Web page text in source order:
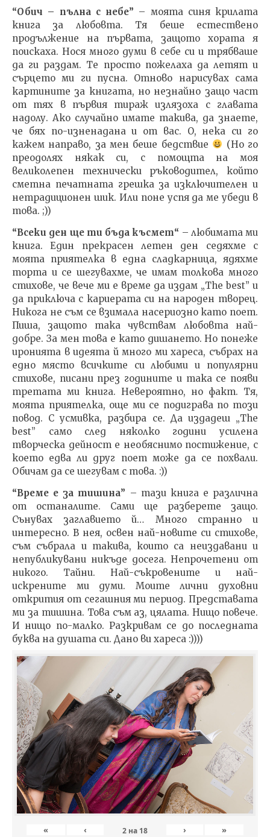
“Обич – пълна с небе” – моята синя крилата
книга за любовта. Тя беше естествено
продължение на първата, защото хората я
поискаха. Нося много думи в себе си и трябваше
да ги раздам. Те просто пожелаха да летят и
сърцето ми ги пусна. Отново нарисувах сама
картините за книгата, но незнайно защо част
от тях в първия тираж излязоха с главата
надолу. Ако случайно имате такива, да знаете,
че бях по-изненадана и от вас. О, нека си го
кажем направо, за мен беше бедствие
(Но го
преодолях някак си, с помощта на моя
великолепен технически ръководител, който
сметна печатната грешка за изключителен и
нетрадиционен шик. Или поне успя да ме убеди в
това. ;))
“Всеки ден ще ти бъда късмет“ – любимата ми
книга. Един прекрасен летен ден седяхме с
моята приятелка в една сладкарница, ядяхме
торта и се шегувахме, че имам толкова много
стихове, че вече ми е време да издам „The best” и
да приключа с кариерата си на народен творец.
Никога не съм се взимала насериозно като поет.
Пиша, защото така чувствам любовта най-
добре. За мен това е като дишането. Но понеже
иронията в идеята й много ми хареса, събрах на
едно място всичките си любими и популярни
стихове, писани през годините и така се появи
третата ми книга. Невероятно, но факт. Тя,
моята приятелка, още ми се подиграва по този
повод. С усмивка, разбира се. Да издадеш „The
best” само след няколко години усилена
творческа дейност е необяснимо постижение, с
което едва ли друг поет може да се похвали.
Обичам да се шегувам с това. :))
“Време е за тишина” – тази книга е различна
от останалите. Сами ще разберете защо.
Сънувах заглавието й… Много странно и
интересно. В нея, освен най-новите си стихове,
съм събрала и такива, които са неиздавани и
непубликувани никъде досега. Непрочетени от
никого. Тайни. Най-съкровените и най-
искрените ми думи. Моите лични духовни
открития от сегашния ми период. Представата
ми за тишина. Това съм аз, цялата. Нищо повече.
И нищо по-малко. Разкривам се до последната
буква на душата си. Дано ви хареса :))))
« ‹ 2 на 18 › »